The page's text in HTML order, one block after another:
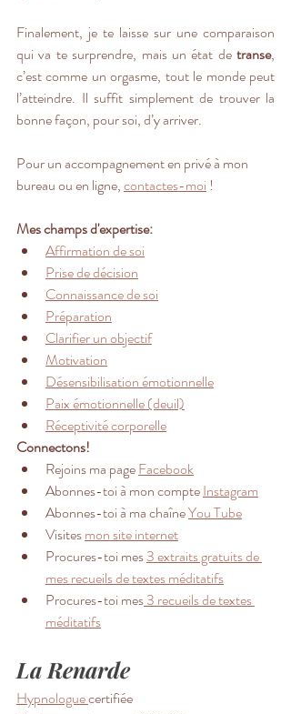
Finalement, je te laisse sur une comparaison
qui va te surprendre, mais un état de transe,
c’est comme un orgasme, tout le monde peut
l’atteindre. Il suffit simplement de trouver la
bonne façon, pour soi, d’y arriver.
Pour un accompagnement en privé à mon
bureau ou en ligne, contactes-moi !
Mes champs d'expertise:
Affirmation de soi
Prise de décision
Connaissance de soi
Préparation
Clarifier un objectif
Motivation
Désensibilisation émotionnelle
Paix émotionnelle (deuil)
Réceptivité corporelle
Connectons!
Rejoins ma page Facebook
Abonnes-toi à mon compte Instagram
Abonnes-toi à ma chaîne You Tube
Visites mon site internet
Procures-toi mes 3 extraits gratuits de
mes recueils de textes méditatifs
Procures-toi mes 3 recueils de textes
méditatifs
La Renarde
Hypnologue certifiée